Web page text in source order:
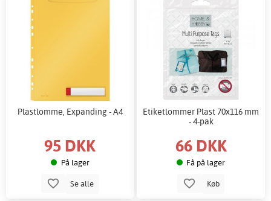
Plastlomme, Expanding - A4
95 DKK
På lager
Se alle
Etiketlommer Plast 70x116 mm
- 4-pak
66 DKK
Få på lager
Køb